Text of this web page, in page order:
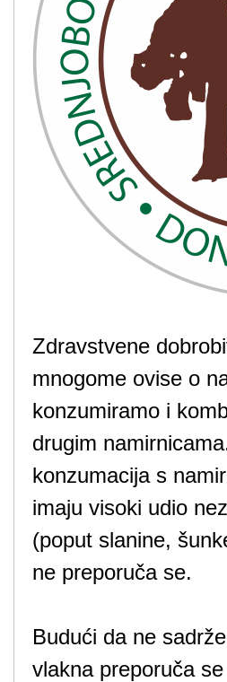
Zdravstvene
mnogome ovise o
konzumiramo i
drugim
konzumacija s
imaju visoki udio
(poput slanine,
ne preporuča se.
Budući da ne
vlakna preporuča